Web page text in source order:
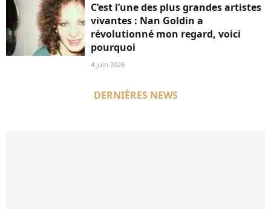
C’est l’une des plus grandes artistes
vivantes : Nan Goldin a
révolutionné mon regard, voici
pourquoi
4 juin 2026
DERNIÈRES NEWS